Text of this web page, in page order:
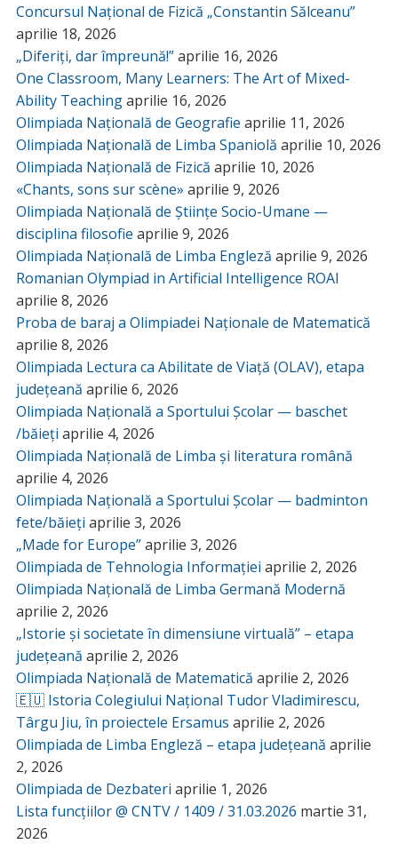
Concursul Național de Fizică „Constantin Sălceanu”
aprilie 18, 2026
„Diferiți, dar împreună!”aprilie 16, 2026
One Classroom, Many Learners: The Art of Mixed-
Ability Teachingaprilie 16, 2026
Olimpiada Națională de Geografie aprilie 11, 2026
Olimpiada Națională de Limba Spaniolă aprilie 10, 2026
Olimpiada Națională de Fizică aprilie 10, 2026
«Chants, sons sur scène» aprilie 9, 2026
Olimpiada Națională de Științe Socio-Umane —
disciplina filosofie aprilie 9, 2026
Olimpiada Națională de Limba Engleză aprilie 9, 2026
Romanian Olympiad in Artificial Intelligence ROAI
aprilie 8, 2026
Proba de baraj a Olimpiadei Naționale de Matematică
aprilie 8, 2026
Olimpiada Lectura ca Abilitate de Viață (OLAV), etapa
județeană aprilie 6, 2026
Olimpiada Națională a Sportului Școlar — baschet
/băieți aprilie 4, 2026
Olimpiada Națională de Limba și literatura română
aprilie 4, 2026
Olimpiada Națională a Sportului Școlar — badminton
fete/băieți aprilie 3, 2026
„Made for Europe”aprilie 3, 2026
Olimpiada de Tehnologia Informației aprilie 2, 2026
Olimpiada Națională de Limba Germană Modernă
aprilie 2, 2026
„Istorie și societate în dimensiune virtuală” – etapa
județeană aprilie 2, 2026
Olimpiada Națională de Matematică aprilie 2, 2026
🇪🇺 Istoria Colegiului Național Tudor Vladimirescu,
Târgu Jiu, în proiectele Ersamus aprilie 2, 2026
Olimpiada de Limba Engleză – etapa județeană aprilie
2, 2026
Olimpiada de Dezbateri aprilie 1, 2026
Lista funcțiilor @ CNTV / 1409 / 31.03.2026 martie 31,
2026